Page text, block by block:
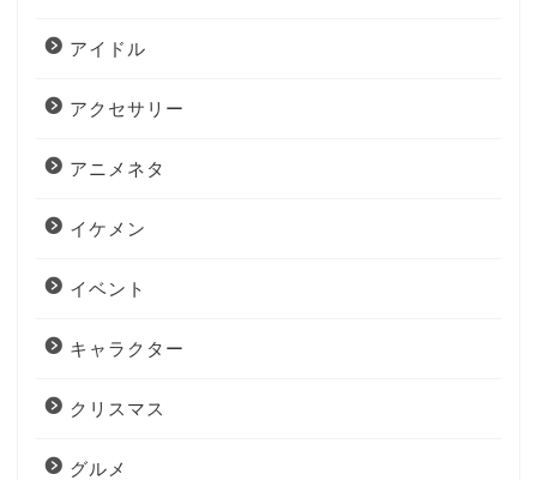
アイドル
アクセサリー
アニメネタ
イケメン
イベント
キャラクター
クリスマス
グルメ